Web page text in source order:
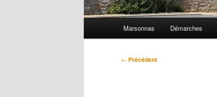
Marsonnas Démarches
Navigation
← Précédent